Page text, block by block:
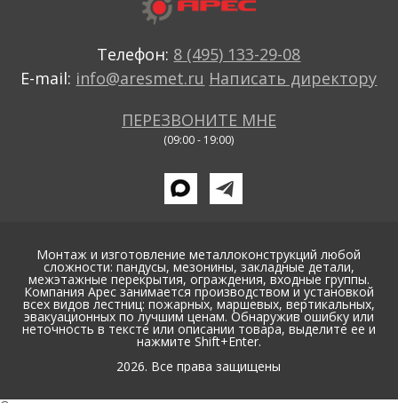
Телефон: 8 (495) 133-29-08
E-mail: info@aresmet.ru Написать директору
ПЕРЕЗВОНИТЕ МНЕ
(09:00 - 19:00)
Монтаж и изготовление металлоконструкций любой
сложности: пандусы, мезонины, закладные детали,
межэтажные перекрытия, ограждения, входные группы.
Компания Арес занимается производством и установкой
всех видов лестниц: пожарных, маршевых, вертикальных,
эвакуационных по лучшим ценам. Обнаружив ошибку или
неточность в тексте или описании товара, выделите ее и
нажмите Shift+Enter.
2026. Все права защищены